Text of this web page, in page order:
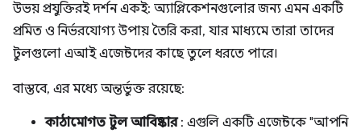
উভয় প্রযুক্তিরই দর্শন একই: অ্যাপ্লিকেশনগুলোর জন্য এমন একটি
প্রমিত ও নির্ভরযোগ্য উপায় তৈরি করা, যার মাধ্যমে তারা তাদের
টুলগুলো এআই এজেন্টদের কাছে তুলে ধরতে পারে।
বাস্তবে, এর মধ্যে অন্তর্ভুক্ত রয়েছে:
কাঠামোগত টুল আবিষ্কার: এগুলি একটি এজেন্টকে "আপনি